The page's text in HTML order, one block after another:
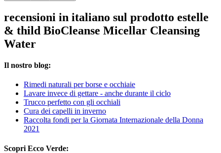
recensioni in italiano sul prodotto estelle
& thild BioCleanse Micellar Cleansing
Water
Il nostro blog:
Rimedi naturali per borse e occhiaie
Lavare invece di gettare - anche durante il ciclo
Trucco perfetto con gli occhiali
Cura dei capelli in inverno
Raccolta fondi per la Giornata Internazionale della Donna
2021
Scopri Ecco Verde: